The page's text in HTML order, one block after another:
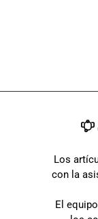
Los
con la
El